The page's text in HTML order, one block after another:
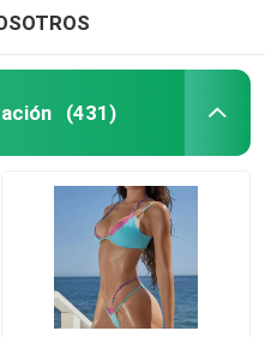
de las señoras
(431)